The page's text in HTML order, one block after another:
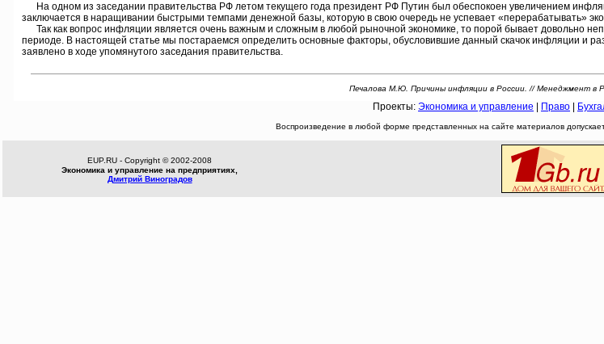
На одном из заседании правительства РФ летом текущего года президент РФ Путин был обеспокоен увеличением
заключается в наращивании быстрыми темпами денежной базы, которую в свою очередь не успевает «перерабатывать»
Так как вопрос инфляции является очень важным и сложным в любой рыночной экономике, то порой бывает довольно
периоде. В настоящей статье мы постараемся определить основные факторы, обусловившие данный скачок инфляции и
заявлено в ходе упомянутого заседания правительства.
Печалова М.Ю. Причины инфляции в России. // Менеджмент в
Проекты: Экономика и управление Право
Воспроизведение в любой форме представленных на сайте материалов
EUP.RU - Copyright © 2002-2008
Экономика и управление на предприятиях,
Дмитрий Виноградов